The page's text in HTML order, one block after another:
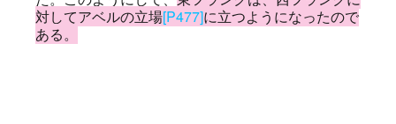
対してアベルの立場[P477]に立つようになったので
ある。